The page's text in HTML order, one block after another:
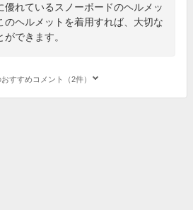
優れているスノーボードのヘルメッ
のヘルメットを着用すれば、大切な
できます。
すすめコメント（2件）